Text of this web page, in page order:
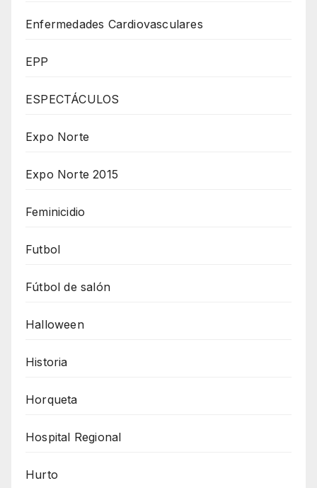
Enfermedades Cardiovasculares
EPP
ESPECTÁCULOS
Expo Norte
Expo Norte 2015
Feminicidio
Futbol
Fútbol de salón
Halloween
Historia
Horqueta
Hospital Regional
Hurto